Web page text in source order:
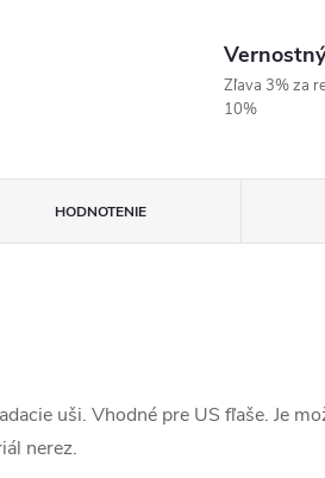
Zľava 3% za
10%
HODNOTENIE
uši. Vhodné pre US fľaše. Je
nerez.